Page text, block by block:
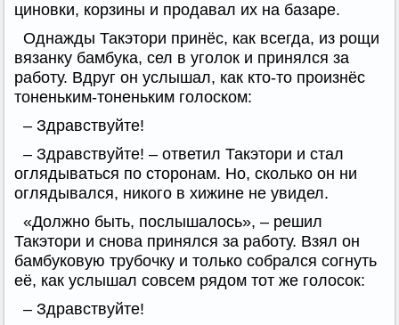
циновки, корзины и продавал их на базаре.
Однажды Такэтори принёс, как всегда, из рощи
вязанку бамбука, сел в уголок и принялся за
работу. Вдруг он услышал, как кто-то произнёс
тоненьким-тоненьким голоском:
– Здравствуйте!
– Здравствуйте! – ответил Такэтори и стал
оглядываться по сторонам. Но, сколько он ни
оглядывался, никого в хижине не увидел.
«Должно быть, послышалось», – решил
Такэтори и снова принялся за работу. Взял он
бамбуковую трубочку и только собрался согнуть
её, как услышал совсем рядом тот же голосок:
– Здравствуйте!